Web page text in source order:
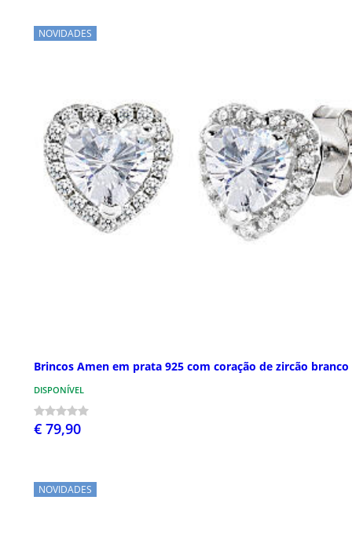
NOVIDADES
Brincos Amen em prata 925 com coração de zircão branco
DISPONÍVEL
€ 79,90
NOVIDADES